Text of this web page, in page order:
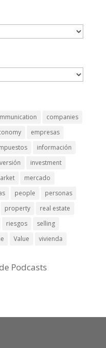
companies
empresas
información
investment
mercado
people
personas
property
real estate
riesgos
selling
Value vivienda
Podcasts